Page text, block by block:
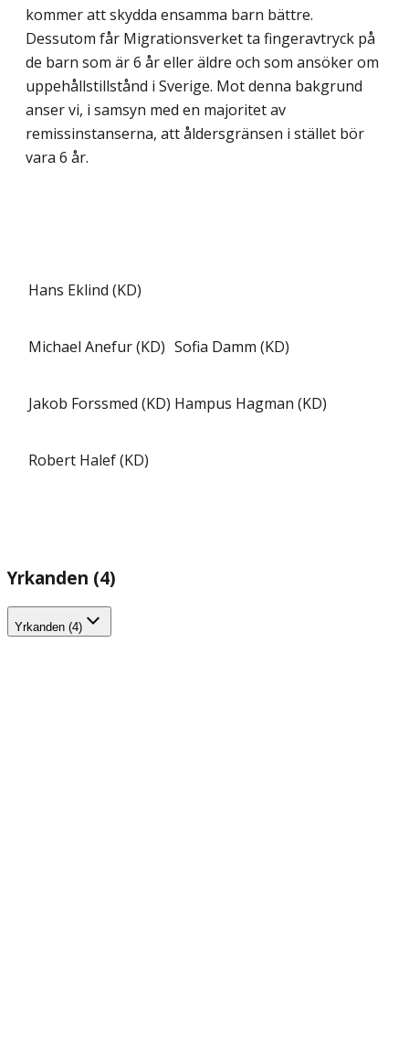
kommer att skydda ensamma barn bättre.
Dessutom får Migrationsverket ta fingeravtryck på
de barn som är 6 år eller äldre och som ansöker om
uppehållstillstånd i Sverige. Mot denna bakgrund
anser vi, i samsyn med en majoritet av
remissinstanserna, att åldersgränsen i stället bör
vara 6 år.
Hans Eklind (KD)
Michael Anefur (KD) Sofia Damm (KD)
Jakob Forssmed (KD) Hampus Hagman (KD)
Robert Halef (KD)
Yrkanden (4)
Yrkanden (4)